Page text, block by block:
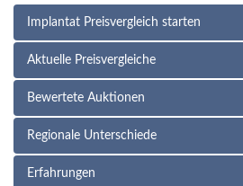
Implantat Preisvergleich starten
Aktuelle Preisvergleiche
Bewertete Auktionen
Regionale Unterschiede
Erfahrungen